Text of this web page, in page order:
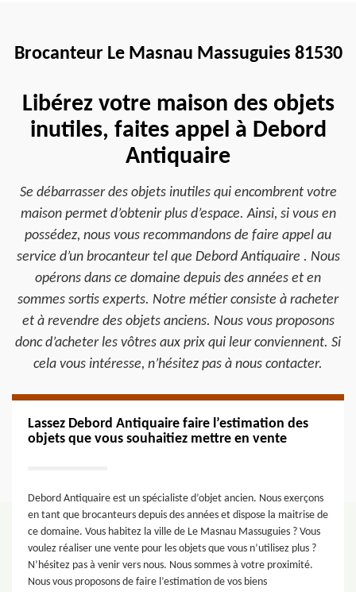
Brocanteur Le Masnau Massuguies 81530
Libérez votre maison des objets
inutiles, faites appel à Debord
Antiquaire
Se débarrasser des objets inutiles qui encombrent votre
maison permet d’obtenir plus d’espace. Ainsi, si vous en
possédez, nous vous recommandons de faire appel au
service d’un brocanteur tel que Debord Antiquaire . Nous
opérons dans ce domaine depuis des années et en
sommes sortis experts. Notre métier consiste à racheter
et à revendre des objets anciens. Nous vous proposons
donc d’acheter les vôtres aux prix qui leur conviennent. Si
cela vous intéresse, n’hésitez pas à nous contacter.
Lassez Debord Antiquaire faire l’estimation des
objets que vous souhaitiez mettre en vente
Debord Antiquaire est un spécialiste d’objet ancien. Nous exerçons
en tant que brocanteurs depuis des années et dispose la maitrise de
ce domaine. Vous habitez la ville de Le Masnau Massuguies ? Vous
voulez réaliser une vente pour les objets que vous n’utilisez plus ?
N’hésitez pas à venir vers nous. Nous sommes à votre proximité.
Nous vous proposons de faire l’estimation de vos biens